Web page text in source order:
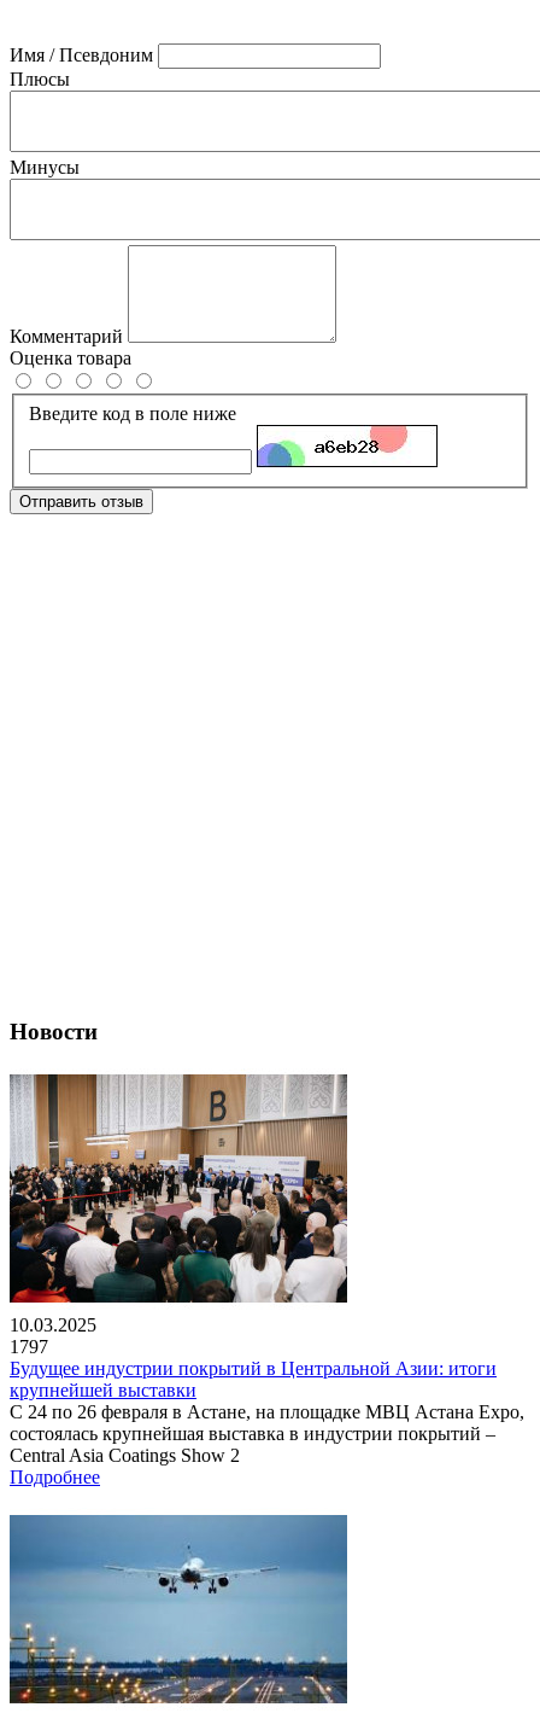
Имя / Псевдоним
Плюсы
Минусы
Комментарий
Оценка товара
Введите код в поле ниже
Отправить отзыв
Новости
10.03.2025
1797
Будущее индустрии покрытий в Центральной Азии: итоги
крупнейшей выставки
С 24 по 26 февраля в Астане, на площадке МВЦ Астана Expo,
состоялась крупнейшая выставка в индустрии покрытий –
Central Asia Coatings Show 2
Подробнее